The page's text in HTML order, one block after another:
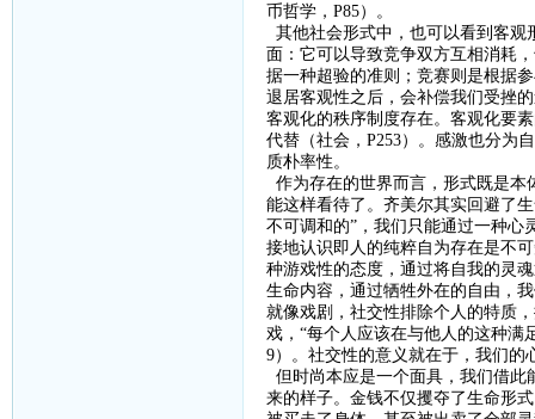
币哲学， P85）。
其他社会形式中，也可以看到客观
面：它可以导致竞争双方互相消耗
据一种超验的准则；竞赛则是根据
退居客观性之后，会补偿我们受挫
客观化的秩序制度存在。客观化要
代替（社会， P253）。感激也分为
质朴率性。
作为存在的世界而言，形式既是本
能这样看待了。齐美尔其实回避了
不可调和的”，我们只能通过一种心
接地认识即人的纯粹自为存在是不
种游戏性的态度，通过将自我的灵
生命内容 ， 通过牺牲外在的自由，
就像戏剧 ， 社交性排除个人的特质
戏， “每个人应该在与他人的这种满
9）。社交性的意义就在于，我们的
但时尚本应是一个面具，我们借
来的样子。金钱不仅攫夺了生命形